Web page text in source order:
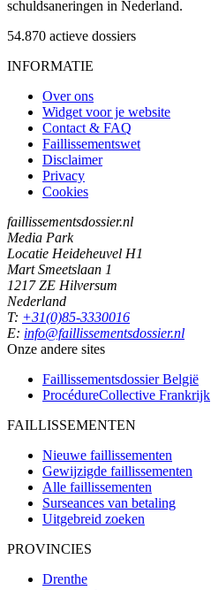
schuldsaneringen in Nederland.
54.870 actieve dossiers
INFORMATIE
Over ons
Widget voor je website
Contact & FAQ
Faillissementswet
Disclaimer
Privacy
Cookies
faillissementsdossier.nl
Media Park
Locatie Heideheuvel H1
Mart Smeetslaan 1
1217 ZE Hilversum
Nederland
T: +31(0)85-3330016
E: info@faillissementsdossier.nl
Onze andere sites
Faillissementsdossier België
ProcédureCollective Frankrijk
FAILLISSEMENTEN
Nieuwe faillissementen
Gewijzigde faillissementen
Alle faillissementen
Surseances van betaling
Uitgebreid zoeken
PROVINCIES
Drenthe